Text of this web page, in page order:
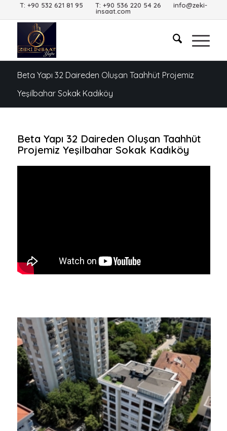
T: +90 532 621 81 95 T: +90 536 220 54 26 info@zeki-
insaat.com
Beta Yapı 32 Daireden Oluşan Taahhüt Projemiz
Yeşilbahar Sokak Kadıköy
Beta Yapı 32 Daireden Oluşan Taahhüt
Projemiz Yeşilbahar Sokak Kadıköy